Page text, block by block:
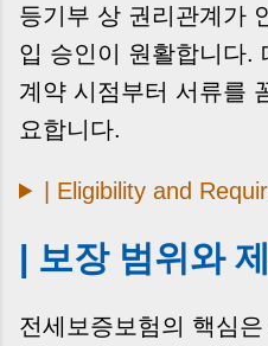
등기부 상 권리관계가
입 승인이 원활합니다.
계약 시점부터 서류를
요합니다.
| Eligibility and
| 보장 범위와
전세보증보험의 핵심